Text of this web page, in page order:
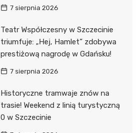
7 sierpnia 2026
Teatr Współczesny w Szczecinie
triumfuje: „Hej, Hamlet” zdobywa
prestiżową nagrodę w Gdańsku!
7 sierpnia 2026
Historyczne tramwaje znów na
trasie! Weekend z linią turystyczną
0 w Szczecinie